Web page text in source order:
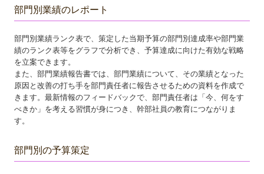
部門別業績のレポート
部門別業績ランク表で、策定した当期予算の部門別達成率や部門業
績のランク表等をグラフで分析でき、予算達成に向けた有効な戦略
を立案できます。
また、部門業績報告書では、部門業績について、その業績となった
原因と改善の打ち手を部門責任者に報告させるための資料を作成で
きます。最新情報のフィードバックで、部門責任者は「今、何をす
べきか」を考える習慣が身につき、幹部社員の教育につながりま
す。
部門別の予算策定